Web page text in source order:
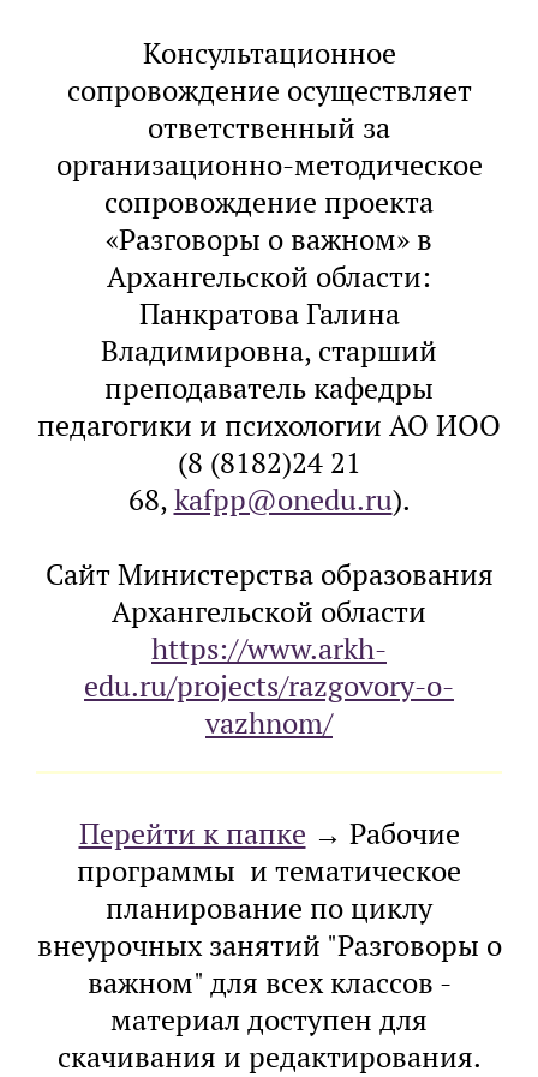
Консультационное
сопровождение осуществляет
ответственный за
организационно-методическое
сопровождение проекта
«Разговоры о важном» в
Архангельской области:
Панкратова Галина
Владимировна, старший
преподаватель кафедры
педагогики и психологии АО ИОО
(8 (8182)24 21
68,kafpp@onedu.ru).
Сайт Министерства образования
Архангельской области
https://www.arkh-
edu.ru/projects/razgovory-o-
vazhnom/
Перейти к папке → Рабочие
программы и тематическое
планирование по циклу
внеурочных занятий "Разговоры о
важном" для всех классов -
материал доступен для
скачивания и редактирования.